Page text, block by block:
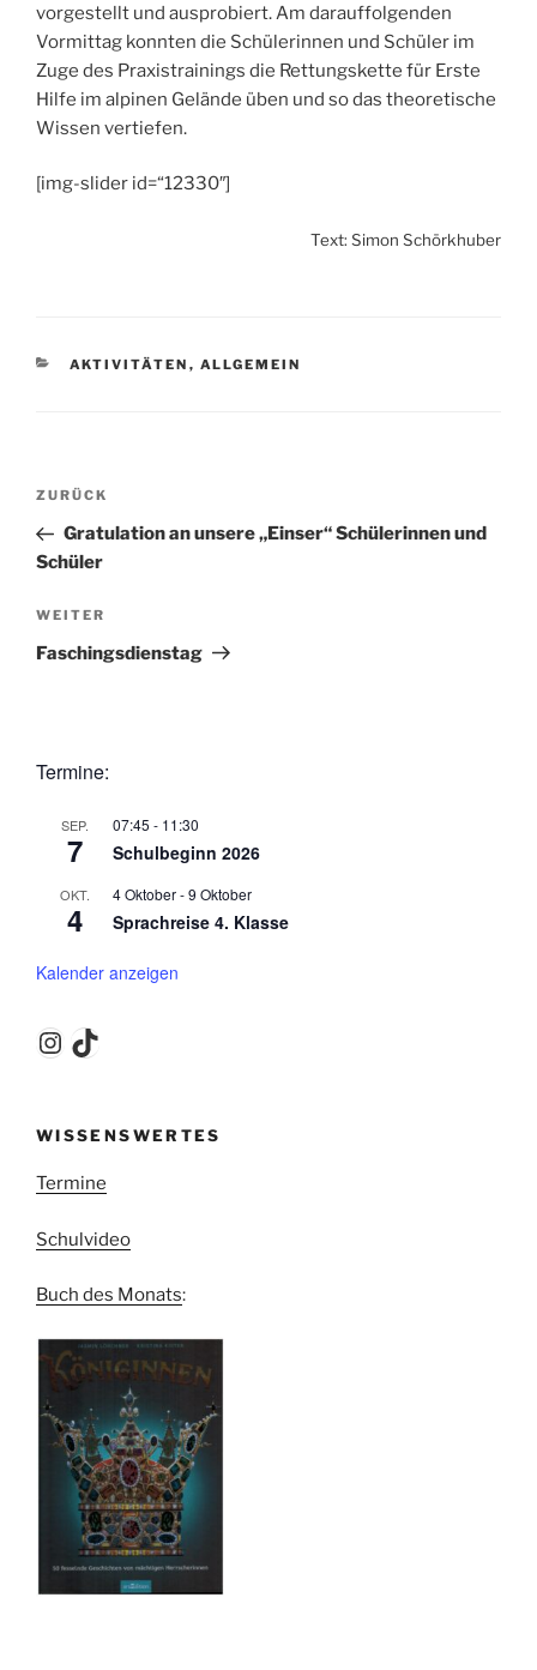
vorgestellt und ausprobiert. Am darauffolgenden
Vormittag konnten die Schülerinnen und Schüler im
Zuge des Praxistrainings die Rettungskette für Erste
Hilfe im alpinen Gelände üben und so das theoretische
Wissen vertiefen.
[img-slider id=“12330″]
Text: Simon Schörkhuber
KATEGORIEN
AKTIVITÄTEN , ALLGEMEIN
Beitragsnavigation
Vorheriger
Beitrag
ZURÜCK
Gratulation an unsere „Einser“ Schülerinnen und
Schüler
Nächster
Beitrag
WEITER
Faschingsdienstag
Termine:
SEP.
7
07:45 - 11:30
Schulbeginn 2026
OKT.
4
4 Oktober-9 Oktober
Sprachreise 4. Klasse
Kalender anzeigen
Instagram
TikTok
WISSENSWERTES
Termine
Schulvideo
Buch des Monats: